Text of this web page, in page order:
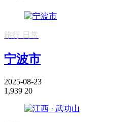
旅行 日常
宁波市
2025-08-23
1,939 20